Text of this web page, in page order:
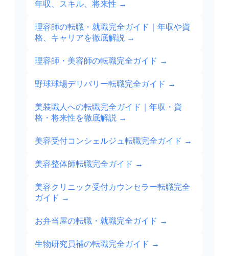
年収、スキル、将来性 →
理容師の転職・就職完全ガイド｜年収や資
格、キャリアを徹底解説 →
理容師・美容師の転職完全ガイド →
野球球場デリバリー転職完全ガイド →
美装職人への転職完全ガイド｜年収・資
格・将来性を徹底解説 →
美容受付コンシェルジュ転職完全ガイド →
美容整体師転職完全ガイド →
美容クリニック受付カウンセラー転職完全
ガイド →
お弁当屋の転職・就職完全ガイド →
生物研究員補の転職完全ガイド →